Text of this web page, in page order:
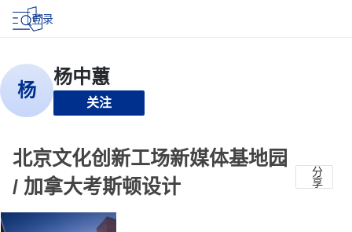
登录
关注
北京文化创新工场新媒体基地园
/ 加拿大考斯顿设计
分
享